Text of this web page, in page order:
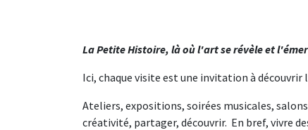
La Petite Histoire, là où l'art se révèle et
Ici, chaque visite est une invitation à
Ateliers, expositions, soirées musicales,
créativité, partager, découvrir. En bref, vivre